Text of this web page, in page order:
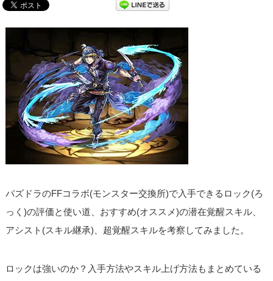
パズドラのFFコラボ(モンスター交換所)で入手できるロック(ろ
っく)の評価と使い道、おすすめ(オススメ)の潜在覚醒スキル、
アシスト(スキル継承)、超覚醒スキルを考察してみました。
ロックは強いのか？入手方法やスキル上げ方法もまとめている